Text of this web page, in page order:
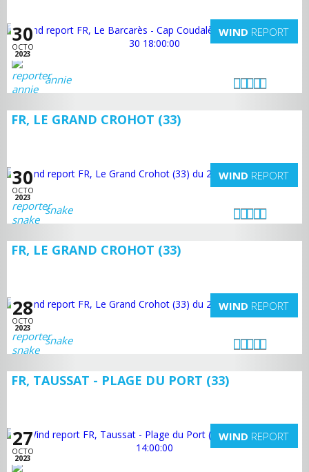
30
OCTO
2023
WIND REPORT
annie
FR, LE GRAND CROHOT (33)
30
OCTO
2023
WIND REPORT
snake
FR, LE GRAND CROHOT (33)
28
OCTO
2023
WIND REPORT
snake
FR, TAUSSAT - PLAGE DU PORT (33)
27
OCTO
2023
WIND REPORT